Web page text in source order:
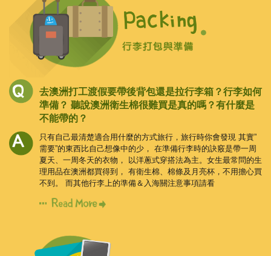
去澳洲打工渡假要帶後背包還是拉行李箱？行李如何
準備？ 聽說澳洲衛生棉很難買是真的嗎？有什麼是
不能帶的？
只有自己最清楚適合用什麼的方式旅行，旅行時你會發現 其實”
需要”的東西比自己想像中的少， 在準備行李時的訣竅是帶一周
夏天、一周冬天的衣物，
以洋蔥式穿搭法為主。女生最常問的生
理用品在澳洲都買得到， 有衛生棉、棉條及月亮杯，不用擔心買
不到。
而其他行李上的準備＆入海關注意事項請看